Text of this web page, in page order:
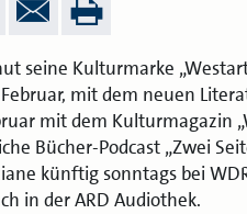
seine Kulturmarke
mit dem neuen
mit dem Kulturmagazin
Bücher-Podcast „Zwei
künftig sonntags bei
in der ARD Audiothek.